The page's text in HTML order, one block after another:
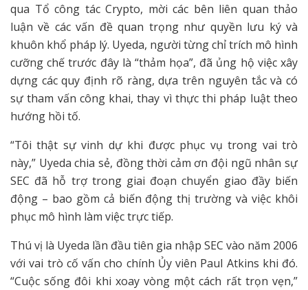
qua Tổ công tác Crypto, mời các bên liên quan thảo
luận về các vấn đề quan trọng như quyền lưu ký và
khuôn khổ pháp lý. Uyeda, người từng chỉ trích mô hình
cưỡng chế trước đây là “thảm họa”, đã ủng hộ việc xây
dựng các quy định rõ ràng, dựa trên nguyên tắc và có
sự tham vấn công khai, thay vì thực thi pháp luật theo
hướng hồi tố.
“Tôi thật sự vinh dự khi được phục vụ trong vai trò
này,” Uyeda chia sẻ, đồng thời cảm ơn đội ngũ nhân sự
SEC đã hỗ trợ trong giai đoạn chuyển giao đầy biến
động – bao gồm cả biến động thị trường và việc khôi
phục mô hình làm việc trực tiếp.
Thú vị là Uyeda lần đầu tiên gia nhập SEC vào năm 2006
với vai trò cố vấn cho chính Ủy viên Paul Atkins khi đó.
“Cuộc sống đôi khi xoay vòng một cách rất trọn vẹn,”